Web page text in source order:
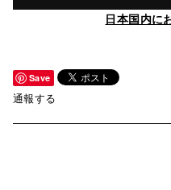
日本国内に
Save
通報する